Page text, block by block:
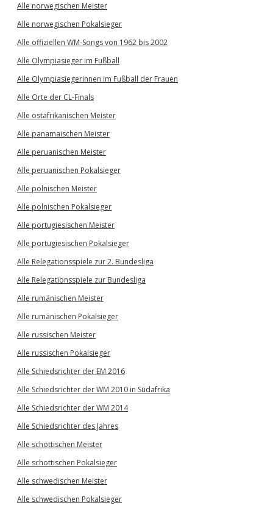
Alle norwegischen Meister
Alle norwegischen Pokalsieger
Alle offiziellen WM-Songs von 1962 bis 2002
Alle Olympiasieger im Fußball
Alle Olympiasiegerinnen im Fußball der Frauen
Alle Orte der CL-Finals
Alle ostafrikanischen Meister
Alle panamaischen Meister
Alle peruanischen Meister
Alle peruanischen Pokalsieger
Alle polnischen Meister
Alle polnischen Pokalsieger
Alle portugiesischen Meister
Alle portugiesischen Pokalsieger
Alle Relegationsspiele zur 2. Bundesliga
Alle Relegationsspiele zur Bundesliga
Alle rumänischen Meister
Alle rumänischen Pokalsieger
Alle russischen Meister
Alle russischen Pokalsieger
Alle Schiedsrichter der EM 2016
Alle Schiedsrichter der WM 2010 in Südafrika
Alle Schiedsrichter der WM 2014
Alle Schiedsrichter des Jahres
Alle schottischen Meister
Alle schottischen Pokalsieger
Alle schwedischen Meister
Alle schwedischen Pokalsieger